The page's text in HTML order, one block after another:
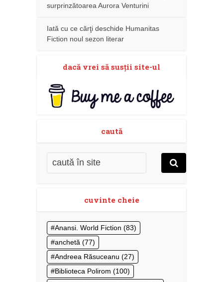
surprinzătoarea Aurora Venturini
Iată cu ce cărţi deschide Humanitas
Fiction noul sezon literar
dacă vrei să susţii site-ul
caută
cuvinte cheie
Anansi. World Fiction (83)
anchetă (77)
Andreea Răsuceanu (27)
Biblioteca Polirom (100)